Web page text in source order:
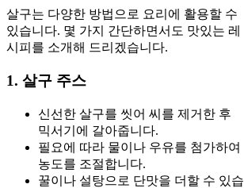
살구는 다양한 방법으로 요리에 활용할 수
있습니다. 몇 가지 간단하면서도 맛있는 레
시피를 소개해 드리겠습니다.
1. 살구 주스
신선한 살구를 씻어 씨를 제거한 후
믹서기에 갈아줍니다.
필요에 따라 물이나 우유를 첨가하여
농도를 조절합니다.
꿀이나 설탕으로 단맛을 더할 수 있습